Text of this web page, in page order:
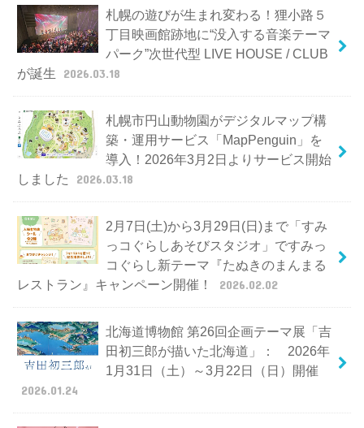
札幌の遊びが生まれ変わる！狸小路５
丁目映画館跡地に“没入する音楽テーマ
パーク”次世代型 LIVE HOUSE / CLUB
が誕生
2026.03.18
札幌市円山動物園がデジタルマップ構
築・運用サービス「MapPenguin」を
導入！2026年3月2日よりサービス開始
しました
2026.03.18
2月7日(土)から3月29日(日)まで「すみ
っコぐらしあそびスタジオ」ですみっ
コぐらし新テーマ『たぬきのまんまる
レストラン』キャンペーン開催！
2026.02.02
北海道博物館 第26回企画テーマ展「吉
田初三郎が描いた北海道」： 2026年
1月31日（土）～3月22日（日）開催
2026.01.24